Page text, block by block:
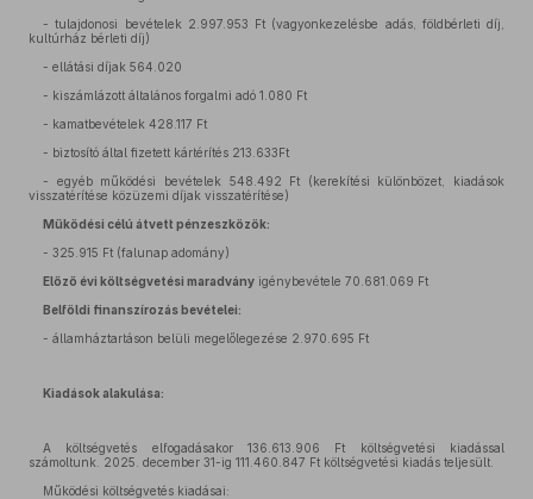
- tulajdonosi bevételek 2.997.953 Ft (vagyonkezelésbe adás, földbérleti díj,
kultúrház bérleti díj)
- ellátási díjak 564.020
- kiszámlázott általános forgalmi adó 1.080 Ft
- kamatbevételek 428.117 Ft
- biztosító által fizetett kártérítés 213.633Ft
- egyéb működési bevételek 548.492 Ft (kerekítési különbözet, kiadások
visszatérítése közüzemi díjak visszatérítése)
Működési célú átvett pénzeszközök:
- 325.915 Ft (falunap adomány)
Előző évi költségvetési maradvány igénybevétele 70.681.069 Ft
Belföldi finanszírozás bevételei:
- államháztartáson belüli megelőlegezése 2.970.695 Ft
Kiadások alakulása:
A költségvetés elfogadásakor 136.613.906 Ft költségvetési kiadással
számoltunk. 2025. december 31-ig 111.460.847 Ft költségvetési kiadás teljesült.
Működési költségvetés kiadásai: